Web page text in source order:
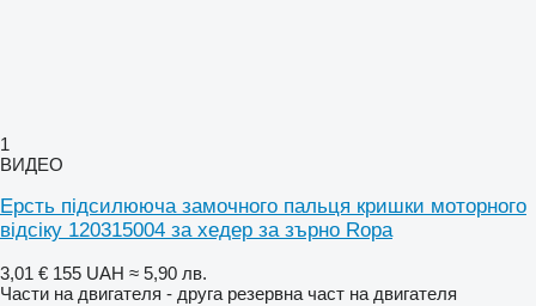
1
ВИДЕО
Ерсть підсилююча замочного пальця кришки моторного
відсіку 120315004 за хедер за зърно Ropa
3,01 € 155 UAH ≈ 5,90 лв.
Части на двигателя - друга резервна част на двигателя